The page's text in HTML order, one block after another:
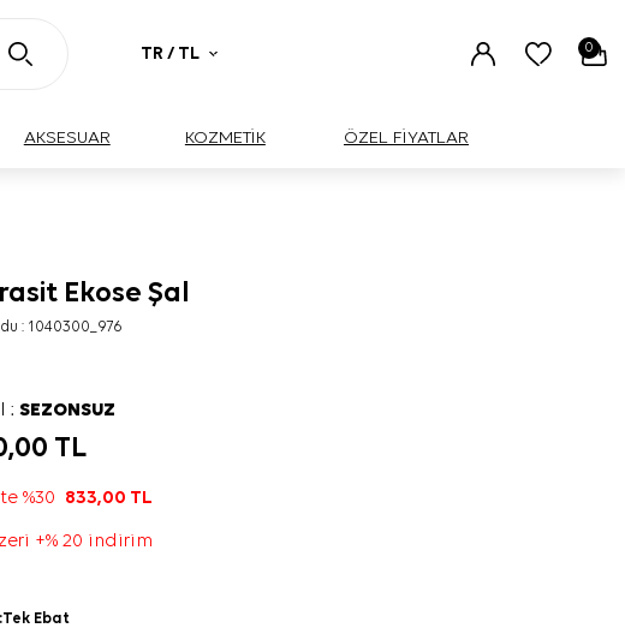
TR / TL 0
AKSESUAR KOZMETİK ÖZEL FİYATLAR
Ekose Şal
: 1040300_976
:SEZONSUZ
TL
%30 833,00 TL
+% 20 indirim
Tek Ebat